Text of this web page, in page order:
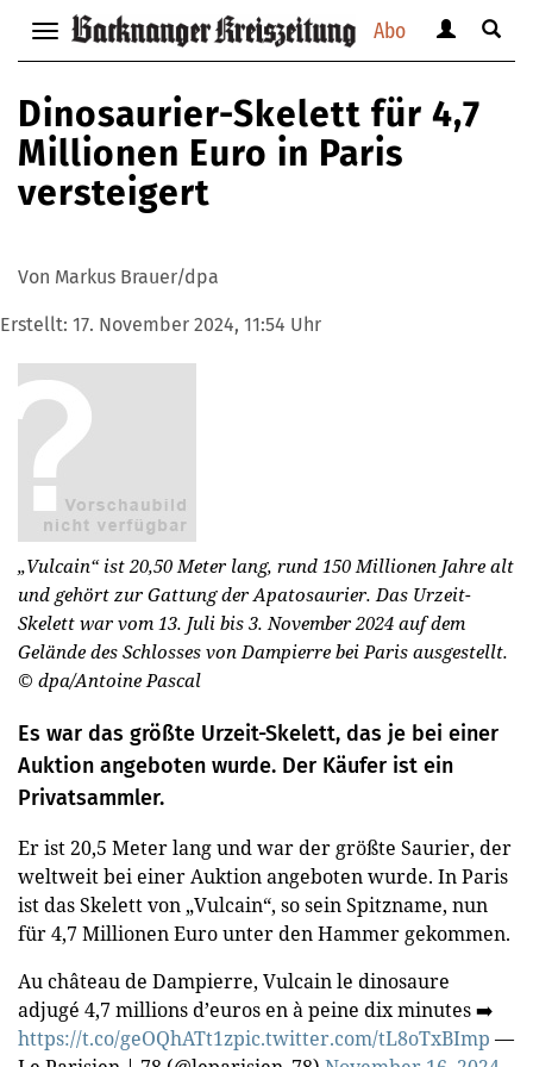
Abo
Navigation
anzeigen
bzw.
verbergen
anzeigen
verbergen
Suche
Dinosaurier-Skelett für 4,7
Millionen Euro in Paris
versteigert
Von Markus Brauer/dpa
Erstellt: 17. November 2024, 11:54 Uhr
„Vulcain“ ist 20,50 Meter lang, rund 150 Millionen Jahre alt
und gehört zur Gattung der Apatosaurier. Das Urzeit-
Skelett war vom 13. Juli bis 3. November 2024 auf dem
Gelände des Schlosses von Dampierre bei Paris ausgestellt.
© dpa/Antoine Pascal
Es war das größte Urzeit-Skelett, das je bei einer
Auktion angeboten wurde. Der Käufer ist ein
Privatsammler.
Er ist 20,5 Meter lang und war der größte Saurier, der
weltweit bei einer Auktion angeboten wurde. In Paris
ist das Skelett von „Vulcain“, so sein Spitzname, nun
für 4,7 Millionen Euro unter den Hammer gekommen.
Au château de Dampierre, Vulcain le dinosaure
adjugé 4,7 millions d’euros en à peine dix minutes ➡️
https://t.co/geOQhATt1zpic.twitter.com/tL8oTxBImp —